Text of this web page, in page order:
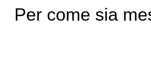
Per come sia